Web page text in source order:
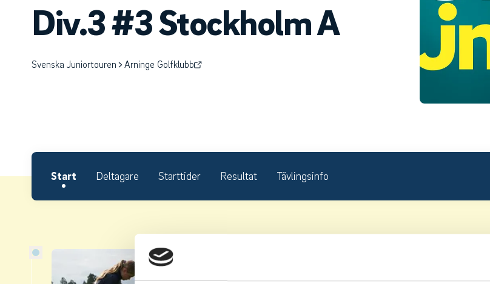
Div.3 #3 Stockholm A
Svenska Juniortouren Arninge Golfklubb
Start Deltagare Starttider Resultat Tävlingsinfo
Om Svenska Juniortouren Division